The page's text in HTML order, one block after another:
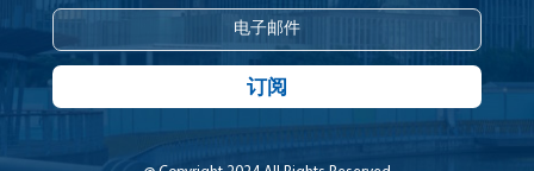
订阅